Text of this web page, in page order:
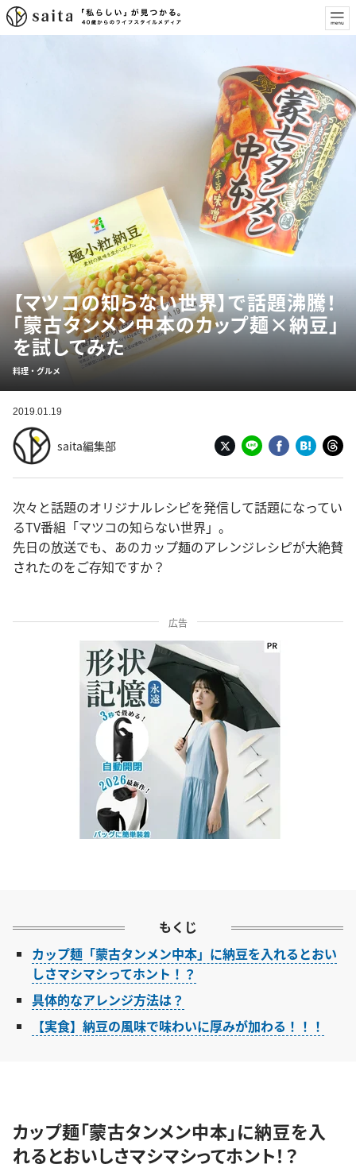
【マツコの知らない世界】で話題沸騰！
「蒙古タンメン中本のカップ麺×納豆」
を試してみた
料理・グルメ
2019.01.19
saita編集部
次々と話題のオリジナルレシピを発信して話題になってい
るTV番組「マツコの知らない世界」。
先日の放送でも、あのカップ麺のアレンジレシピが大絶賛
されたのをご存知ですか？
広告
もくじ
カップ麺「蒙古タンメン中本」に納豆を入れるとおい
しさマシマシってホント！？
具体的なアレンジ方法は？
【実食】納豆の風味で味わいに厚みが加わる！！！
カップ麺「蒙古タンメン中本」に納豆を入
れるとおいしさマシマシってホント！？